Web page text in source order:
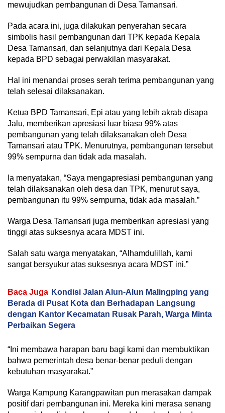
mewujudkan pembangunan di Desa Tamansari.
Pada acara ini, juga dilakukan penyerahan secara
simbolis hasil pembangunan dari TPK kepada Kepala
Desa Tamansari, dan selanjutnya dari Kepala Desa
kepada BPD sebagai perwakilan masyarakat.
Hal ini menandai proses serah terima pembangunan yang
telah selesai dilaksanakan.
Ketua BPD Tamansari, Epi atau yang lebih akrab disapa
Jalu, memberikan apresiasi luar biasa 99% atas
pembangunan yang telah dilaksanakan oleh Desa
Tamansari atau TPK. Menurutnya, pembangunan tersebut
99% sempurna dan tidak ada masalah.
Ia menyatakan, “Saya mengapresiasi pembangunan yang
telah dilaksanakan oleh desa dan TPK, menurut saya,
pembangunan itu 99% sempurna, tidak ada masalah.”
Warga Desa Tamansari juga memberikan apresiasi yang
tinggi atas suksesnya acara MDST ini.
Salah satu warga menyatakan, “Alhamdulillah, kami
sangat bersyukur atas suksesnya acara MDST ini.”
Baca Juga Kondisi Jalan Alun-Alun Malingping yang
Berada di Pusat Kota dan Berhadapan Langsung
dengan Kantor Kecamatan Rusak Parah, Warga Minta
Perbaikan Segera
“Ini membawa harapan baru bagi kami dan membuktikan
bahwa pemerintah desa benar-benar peduli dengan
kebutuhan masyarakat.”
Warga Kampung Karangpawitan pun merasakan dampak
positif dari pembangunan ini. Mereka kini merasa senang